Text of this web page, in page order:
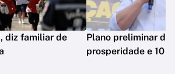
diz familiar de
Plano preliminar de
prosperidade e 10